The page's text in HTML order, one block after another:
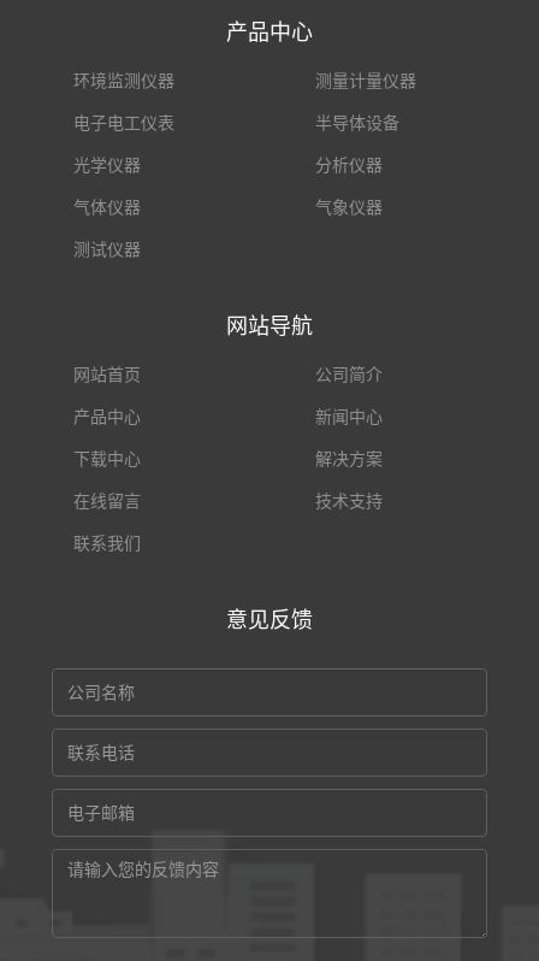
产品中心
环境监测仪器 测量计量仪器
电子电工仪表 半导体设备
光学仪器 分析仪器
气体仪器 气象仪器
测试仪器
网站导航
网站首页 公司简介
产品中心 新闻中心
下载中心 解决方案
在线留言 技术支持
联系我们
意见反馈